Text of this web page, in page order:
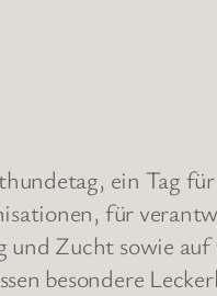
ein Tag
für
Zucht sowie
besondere